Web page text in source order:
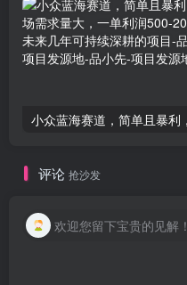
评论 抢沙发
欢迎您留下宝贵的见解！